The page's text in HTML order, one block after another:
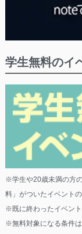
学生無料のイ
※学生や20歳未満の方
料」がついたイベント
※既に終わったイベント
※無料対象になる条件